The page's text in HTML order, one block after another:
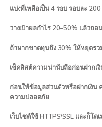
แบ่งที่เหลือเป็น 4 รอบ รอบละ
วางเป้าผลกำไร 20–50% แล้วถ
ถ้าหากขาดทุนถึง 30% ให้หยุดร
เช็คลิสต์ความน่านับถือก่อนฝากเงิ
ก่อนให้ข้อมูลส่วนตัวหรือฝากเงิน
ความปลอดภัย
เว็บไซต์ใช้ HTTPS/SSL และก็โด